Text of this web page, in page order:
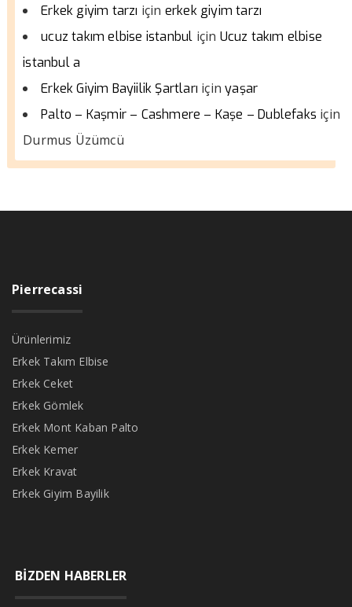
Erkek giyim tarzı için erkek giyim tarzı
ucuz takım elbise istanbul için Ucuz takım elbise
istanbul a
Erkek Giyim Bayiilik Şartları içinyaşar
Palto – Kaşmir – Cashmere – Kaşe – Dublefaks için
Durmus Üzümcü
Pierrecassi
Ürünlerimiz
Erkek Takım Elbise
Erkek Ceket
Erkek Gömlek
Erkek Mont Kaban Palto
Erkek Kemer
Erkek Kravat
Erkek Giyim Bayilik
BİZDEN HABERLER